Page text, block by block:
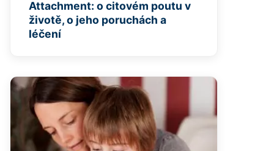
Attachment: o citovém poutu v
životě, o jeho poruchách a
léčení